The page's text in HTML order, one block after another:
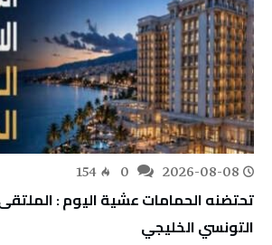
2026-08-08
154
تحتضنه الحمامات عشية اليوم :
التونسي الخليجي